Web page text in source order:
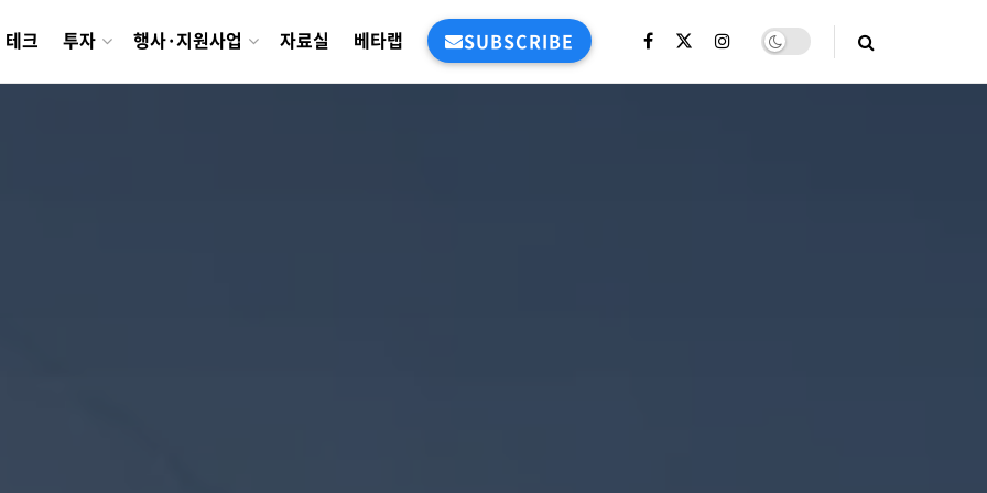
테크 투자 행사·지원사업 자료실 베타랩 SUBSCRIBE